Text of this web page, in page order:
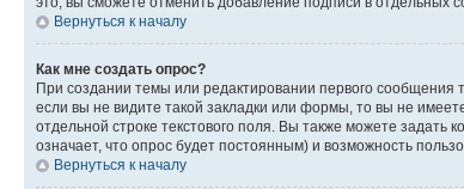
Вернуться к началу
Как мне создать опрос?
При создании темы или редактировании первого
если вы не видите такой закладки или формы, то вы не
отдельной строке текстового поля. Вы также можете задать
означает, что опрос будет постоянным) и возможность
Вернуться к началу